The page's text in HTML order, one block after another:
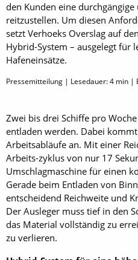
den Kunden eine
reitzustellen. Um diesen
setzt Verhoeks Overslag auf
Hybrid-System – ausgelegt für
Hafeneinsätze.
Pressemitteilung | Lesedauer:4 min |
Zwei bis drei Schiffe pro
entladen werden. Dabei
Arbeitsabläufe an. Mit einer
Arbeits-zyklus von nur 17
Umschlagmaschine für einen
Gerade beim Entladen von
entscheidend Reichweite und
Der Ausleger muss tief in den
das Material vollständig zu
zu verlieren.